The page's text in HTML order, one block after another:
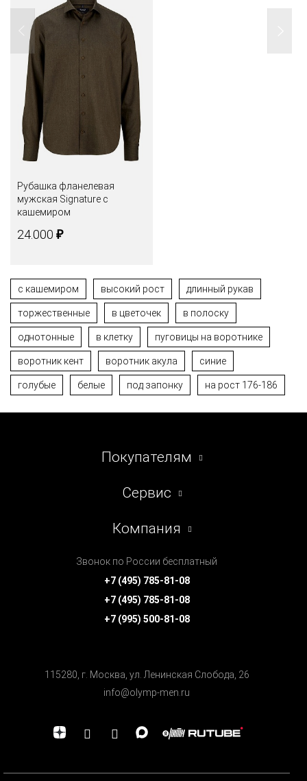
Рубашка фланелевая
мужская Signature с
кашемиром
24.000 ₽
с кашемиром высокий рост длинный рукав
торжественные в цветочек в полоску
однотонные в клетку пуговицы на воротнике
воротник кент воротник акула синие
голубые белые под запонку на рост 176-186
Покупателям
Сервис
Компания
Звонок по России бесплатный
+7 (495) 785-81-08
+7 (495) 785-81-08
+7 (995) 500-81-08
115280, г. Москва, ул. Ленинская Cлобода, 26
info@olymp-men.ru